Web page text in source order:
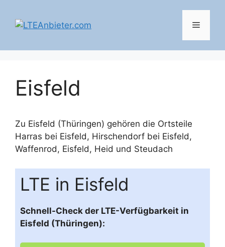
Inhalt
springen
Menü
Eisfeld
Zu Eisfeld (Thüringen) gehören die Ortsteile
Harras bei Eisfeld, Hirschendorf bei Eisfeld,
Waffenrod, Eisfeld, Heid und Steudach
LTE in Eisfeld
Schnell-Check der LTE-Verfügbarkeit in
Eisfeld (Thüringen):